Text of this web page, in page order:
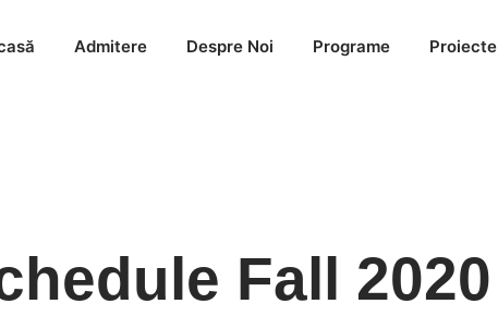
Admitere Despre Noi Programe Proiecte
Fall 2020